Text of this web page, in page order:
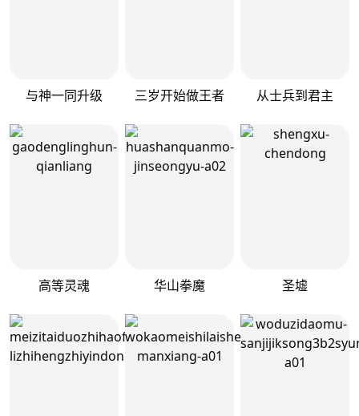
与神一同升级 三岁开始做王者 从士兵到君主
高等灵魂 华山拳魔 圣墟